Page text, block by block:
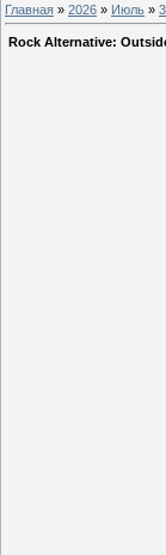
Главная » 2026 » Июль » 3
Rock Alternative: